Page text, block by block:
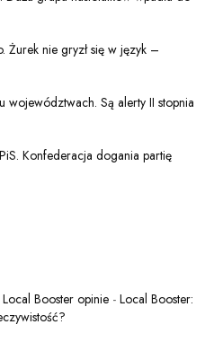
Żurek nie gryzł się w język –
województwach. Są alerty II stopnia
Konfederacja dogania partię
Booster opinie - Local Booster: